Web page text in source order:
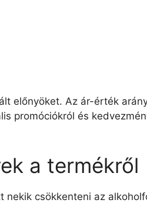
előnyöket. Az ár-érték
promóciókról és
a termékről
csökkenteni az